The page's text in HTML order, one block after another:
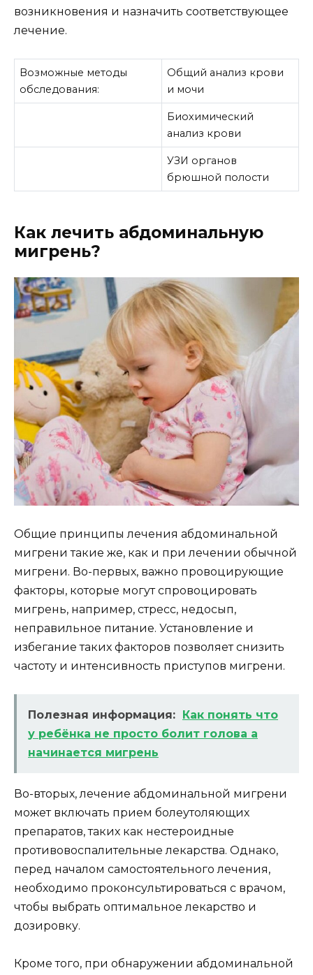
возникновения и назначить соответствующее
лечение.
Возможные методы
обследования:
Общий анализ крови
и мочи
Биохимический
анализ крови
УЗИ органов
брюшной полости
Как лечить абдоминальную
мигрень?
Общие принципы лечения абдоминальной
мигрени такие же, как и при лечении обычной
мигрени. Во-первых, важно провоцирующие
факторы, которые могут спровоцировать
мигрень, например, стресс, недосып,
неправильное питание. Установление и
избегание таких факторов позволяет снизить
частоту и интенсивность приступов мигрени.
Полезная информация: Как понять что
у ребёнка не просто болит голова а
начинается мигрень
Во-вторых, лечение абдоминальной мигрени
может включать прием болеутоляющих
препаратов, таких как нестероидные
противовоспалительные лекарства. Однако,
перед началом самостоятельного лечения,
необходимо проконсультироваться с врачом,
чтобы выбрать оптимальное лекарство и
дозировку.
Кроме того, при обнаружении абдоминальной